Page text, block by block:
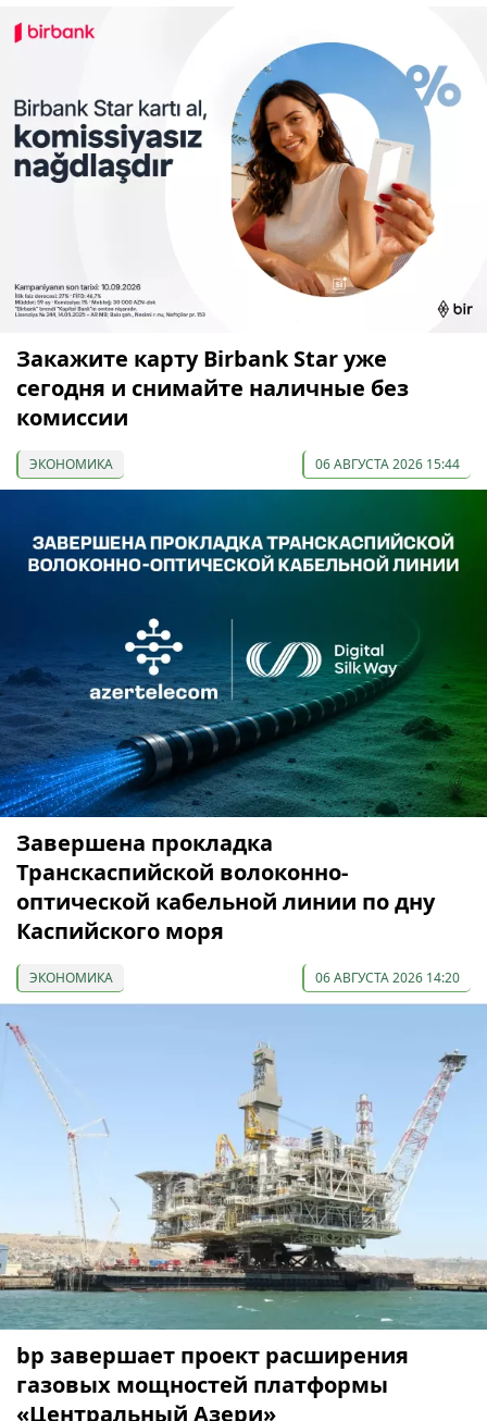
Закажите карту Birbank Star уже
сегодня и снимайте наличные без
комиссии
ЭКОНОМИКА 06 АВГУСТА 2026 15:44
Завершена прокладка
Транскаспийской волоконно-
оптической кабельной линии по дну
Каспийского моря
ЭКОНОМИКА 06 АВГУСТА 2026 14:20
bp завершает проект расширения
газовых мощностей платформы
«Центральный Азери»